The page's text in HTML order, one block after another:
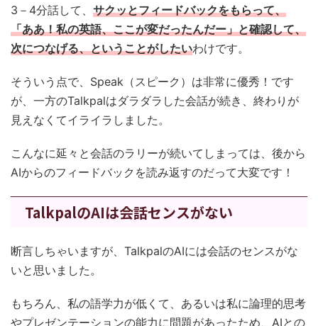
3－4分話して、 サクッとフィードバックをもらって、
「ああ！私の英語、ここが変だったんだー」と確認して、
次につなげる、ということがしたいわけです。
そういう点で、Speak（スピーク）は非常に優秀！です
が、一方のTalkpalはダラダラした会話が続き、終わりが
見えなくてイライラしました。
こんなに延々と会話のラリーが続いてしまっては、後から
AIからのフィードバックを読み返すのだって大変です！
TalkpalのAIは会話センスがない
断言しちゃいますが、TalkpalのAIには会話のセンスがな
いと思いました。
もちろん、私の語学力が低くて、あるいは私に論理的思考
やプレゼンテーションの能力に問題があったため、AIとの